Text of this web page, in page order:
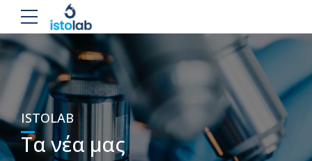
ISTOLAB
Τα νέα μας